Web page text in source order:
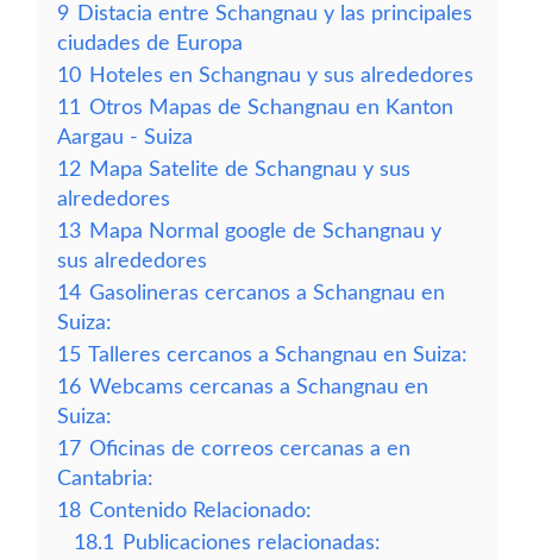
9 Distacia entre Schangnau y las principales
ciudades de Europa
10 Hoteles en Schangnau y sus alrededores
11 Otros Mapas de Schangnau en Kanton
Aargau - Suiza
12 Mapa Satelite de Schangnau y sus
alrededores
13 Mapa Normal google de Schangnau y
sus alrededores
14 Gasolineras cercanos a Schangnau en
Suiza:
15 Talleres cercanos a Schangnau en Suiza:
16 Webcams cercanas a Schangnau en
Suiza:
17 Oficinas de correos cercanas a en
Cantabria:
18 Contenido Relacionado:
18.1
Publicaciones relacionadas: